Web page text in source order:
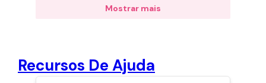
Mostrar mais
Recursos De Ajuda